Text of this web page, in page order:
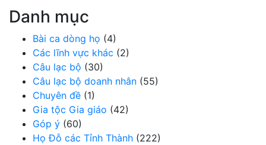
Danh mục
Bài ca dòng họ (4)
Các lĩnh vực khác (2)
Câu lạc bộ (30)
Câu lạc bộ doanh nhân (55)
Chuyên đề (1)
Gia tộc Gia giáo (42)
Góp ý (60)
Họ Đỗ các Tỉnh Thành (222)